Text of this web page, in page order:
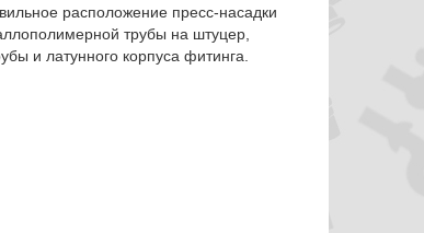
расположение пресс-насадки
трубы на штуцер,
и латунного корпуса фитинга.